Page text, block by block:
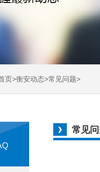
页>衡安动态>常见问题>
常见